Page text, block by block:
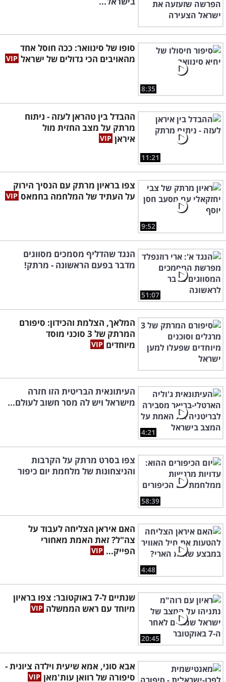
8:35
סופו של סינוואר: ככה חוסל אחד
מהאויבים הכי גדולים של ישראל
11:21
ההבדל בין טהראן לעזה - ניתוח
מרתק על מצב החזית מול
איראן
9:52
צפו בראיון מרתק עם הנסיך הירוק
על העתיד של המלחמה בחמאס
51:07
הנגד שהדליף מסמכים מסווגים
מדבר בפעם הראשונה - מרתק!
המלאך, הצלמת והכידון: סיפורם
המרתק של 3 סוכני מוסד
מיוחדים
4:21
העיתונאית הבריטית הזו חזרה
מישראל ויש לה מסר חשוב לעולם...
58:39
צפו בסרט מרתק על הקרבות
והניצחונות של מלחמת יום כיפור
4:48
האם איראן הצליחה לעבוד על
צה"ל? זאת האמת מאחורי
הפייק...
20:45
שנתיים ל-7 באוקטובר: צפו בראיון
מיוחד עם ראש הממשלה
אבא סוני, אמא שיעית וילדה ציונית -
סיפורה של רוואן עות'מאן